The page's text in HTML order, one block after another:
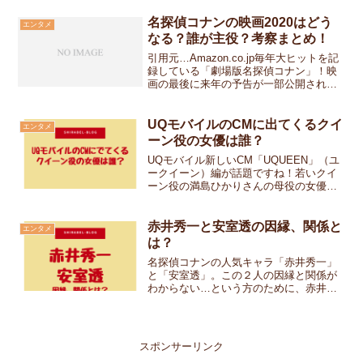
ようになりました。天下三名槍の一条、
御手杵とは？「御手...
エンタメ
名探偵コナンの映画2020はどう
なる？誰が主役？考察まとめ！
引用元…Amazon.co.jp毎年大ヒットを記
録している「劇場版名探偵コナン」！映
画の最後に来年の予告が一部公開されて
画になるのか？１ファンとして考察して
みました...
エンタメ
UQモバイルのCMに出てくるクイ
ーン役の女優は誰？
UQモバイル新しいCM「UQUEEN」（ユ
ークイーン）編が話題ですね！若いクイ
ーン役の満島ひかりさんの母役の女優さ
は誰？UQモバイルCMの先代クイーン役
の女優は岩下志...
エンタメ
赤井秀一と安室透の因縁、関係と
は？
名探偵コナンの人気キャラ「赤井秀一」
と「安室透」。この２人の因縁と関係が
わからない…という方のために、赤井秀
は、観覧車の上で殴り...
スポンサーリンク